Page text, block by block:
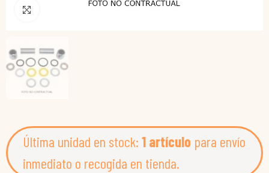
Pincha para agrandar
Última unidad en stock: 1 artículo para envío
inmediato o recogida en tienda.